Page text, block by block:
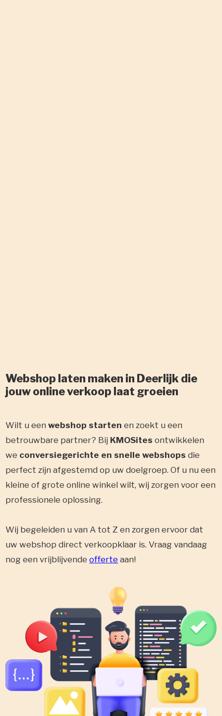
Webshop laten maken in Deerlijk die
jouw online verkoop laat groeien
Wilt u eenwebshop startenen zoekt u een
betrouwbare partner? Bij KMOSitesontwikkelen
we conversiegerichte en snelle webshops die
perfect zijn afgestemd op uw doelgroep. Of u nu een
kleine of grote online winkel wilt, wij zorgen voor een
professionele oplossing.
Wij begeleiden u van A tot Z en zorgen ervoor dat
uw webshop direct verkoopklaar is. Vraag vandaag
nog een vrijblijvendeofferte aan!